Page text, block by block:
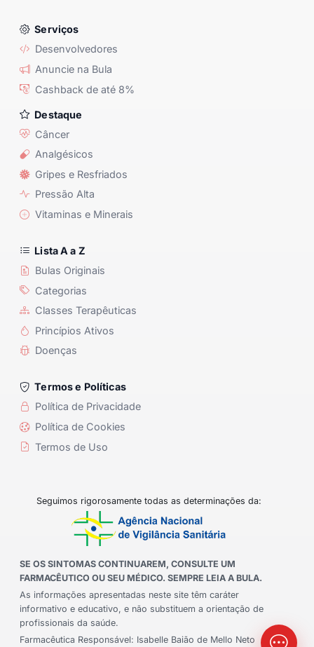
Serviços
Desenvolvedores
Anuncie na Bula
Cashback de até 8%
Destaque
Câncer
Analgésicos
Gripes e Resfriados
Pressão Alta
Vitaminas e Minerais
Lista A a Z
Bulas Originais
Categorias
Classes Terapêuticas
Princípios Ativos
Doenças
Termos e Políticas
Política de Privacidade
Política de Cookies
Termos de Uso
Seguimos rigorosamente todas as determinações da:
SE OS SINTOMAS CONTINUAREM, CONSULTE UM
FARMACÊUTICO OU SEU MÉDICO. SEMPRE LEIA A BULA.
As informações apresentadas neste site têm caráter
informativo e educativo, e não substituem a orientação de
profissionais da saúde.
Farmacêutica Responsável: Isabelle Baião de Mello Neto